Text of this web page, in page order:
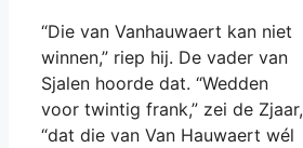
“Die van Vanhauwaert kan niet
winnen,” riep hij. De vader van
Sjalen hoorde dat. “Wedden
voor twintig frank,” zei de Zjaar,
“dat die van Van Hauwaert wél